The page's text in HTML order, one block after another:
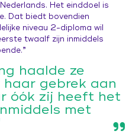
Het einddoel is
Dat biedt bovendien
niveau 2-diploma wil
twaalf zijn inmiddels
haalde ze
gebrek aan
óók zij heeft het
met